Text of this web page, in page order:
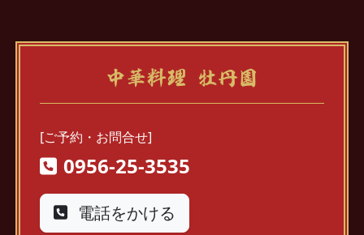
中華料理 牡丹園
[ご予約・お問合せ]
0956-25-3535
電話をかける